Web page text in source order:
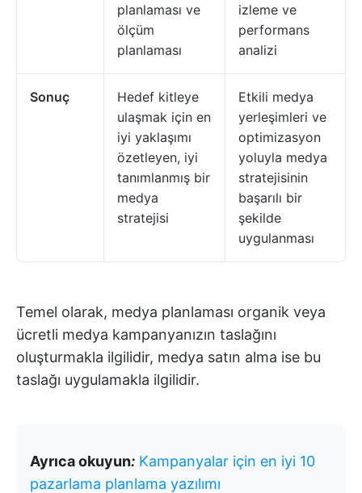
planlaması ve
ölçüm
planlaması
izleme ve
performans
analizi
Sonuç
Hedef kitleye
ulaşmak için en
iyi yaklaşımı
özetleyen, iyi
tanımlanmış bir
medya
stratejisi
Etkili medya
yerleşimleri ve
optimizasyon
yoluyla medya
stratejisinin
başarılı bir
şekilde
uygulanması
Temel olarak, medya planlaması organik veya
ücretli medya kampanyanızın taslağını
oluşturmakla ilgilidir, medya satın alma ise bu
taslağı uygulamakla ilgilidir.
Ayrıca okuyun: Kampanyalar için en iyi 10
pazarlama planlama yazılımı